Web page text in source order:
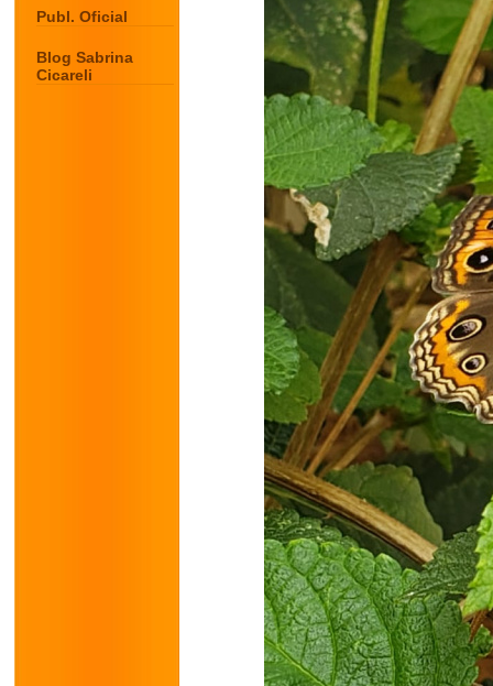
Publ. Oficial
Blog Sabrina
Cicareli